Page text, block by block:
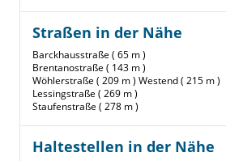
Straßen in der Nähe
Barckhausstraße ( 65 m )
Brentanostraße ( 143 m )
Wöhlerstraße ( 209 m ) Westend ( 215 m )
Lessingstraße ( 269 m )
Staufenstraße ( 278 m )
Haltestellen in der Nähe